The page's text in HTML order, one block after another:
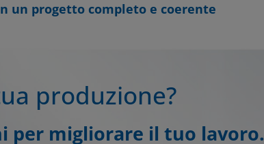
un progetto completo e coerente
produzione?
per migliorare il tuo lavoro.